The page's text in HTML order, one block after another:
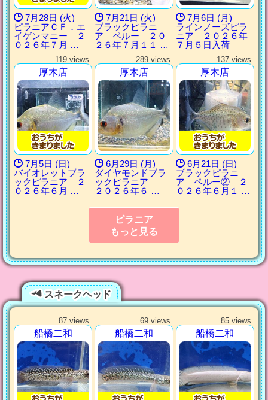
7月28日 (火)
ピラニアＣＦ．エ
イゲンマニー ２
０２６年７月 …
7月21日 (火)
ブラックピラニ
ア ペルー ２０
２６年７月１１ …
7月6日 (月)
ラインノーズピラ
ニア ２０２６年
７月５日入荷
119 views
厚木店
7月5日 (日)
バイオレットブラ
ックピラニア ２
０２６年６月 …
289 views
厚木店
6月29日 (月)
ダイヤモンドブラ
ックピラニア
２０２６年６ …
137 views
厚木店
6月21日 (日)
ブラックピラニ
ア ペルー② ２
０２６年６月１ …
ピラニア
もっと見る
スネークヘッド
87 views
船橋二和
69 views
船橋二和
85 views
船橋二和